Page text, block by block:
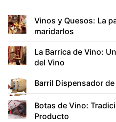
Vinos y Quesos: La
maridarlos
La Barrica de Vino:
del Vino
Barril Dispensador
Botas de Vino:
Producto